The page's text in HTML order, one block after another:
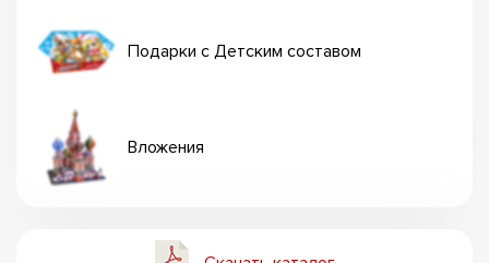
Подарки с Детским составом
Вложения